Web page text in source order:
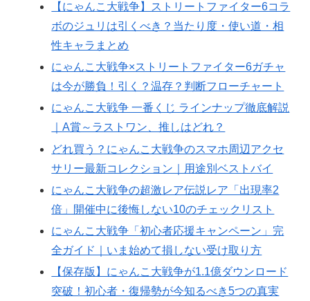
【にゃんこ大戦争】ストリートファイター6コラ
ボのジュリは引くべき？当たり度・使い道・相
性キャラまとめ
にゃんこ大戦争×ストリートファイター6ガチャ
は今が勝負！引く？温存？判断フローチャート
にゃんこ大戦争 一番くじ ラインナップ徹底解説
｜A賞～ラストワン、推しはどれ？
どれ買う？にゃんこ大戦争のスマホ周辺アクセ
サリー最新コレクション｜用途別ベストバイ
にゃんこ大戦争の超激レア伝説レア「出現率2
倍」開催中に後悔しない10のチェックリスト
にゃんこ大戦争「初心者応援キャンペーン」完
全ガイド｜いま始めて損しない受け取り方
【保存版】にゃんこ大戦争が1.1億ダウンロード
突破！初心者・復帰勢が今知るべき5つの真実